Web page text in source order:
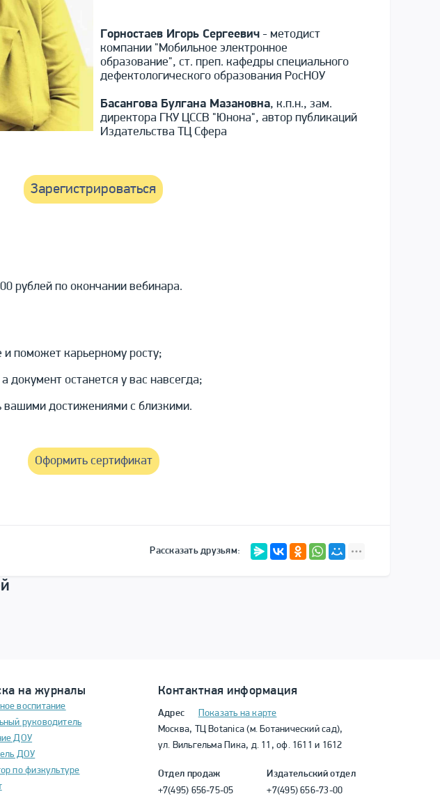
Горностаев Игорь Сергеевич - методист
компании "Мобильное электронное
образование", ст. преп. кафедры специального
дефектологического образования РосНОУ
Басангова Булгана Мазановна, к.п.н., зам.
директора ГКУ ЦССВ "Юнона", автор публикаций
Издательства ТЦ Сфера
Зарегистрироваться
рублей по окончании вебинара.
поможет карьерному росту;
документ останется у вас навсегда;
вашими достижениями с близкими.
Оформить сертификат
Рассказать друзьям:
на журналы
воспитание
руководитель
ДОУ
ДОУ
по физкультуре
Контактная информация
Адрес
Показать на карте
Москва, ТЦ Botanica (м. Ботанический сад),
ул. Вильгельма Пика, д. 11, оф. 1611 и 1612
Отдел продаж
+7(495) 656-75-05
Издательский отдел
+7(495) 656-73-00